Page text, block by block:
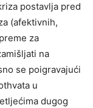
postavlja pred
(afektivnih,
za
na
se poigravajući
u
dugog